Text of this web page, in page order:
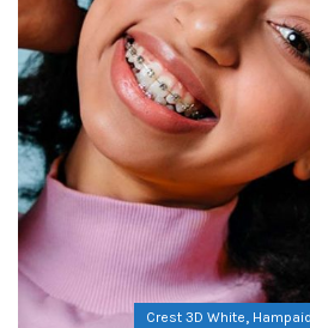
Crest 3D White,